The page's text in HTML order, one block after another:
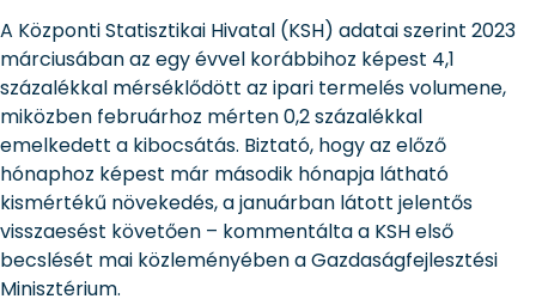
A Központi Statisztikai Hivatal (KSH) adatai szerint 2023
márciusában az egy évvel korábbihoz képest 4,1
százalékkal mérséklődött az ipari termelés volumene,
miközben februárhoz mérten 0,2 százalékkal
emelkedett a kibocsátás. Biztató, hogy az előző
hónaphoz képest már második hónapja látható
kismértékű növekedés, a januárban látott jelentős
visszaesést követően – kommentálta a KSH első
becslését mai közleményében a Gazdaságfejlesztési
Minisztérium.